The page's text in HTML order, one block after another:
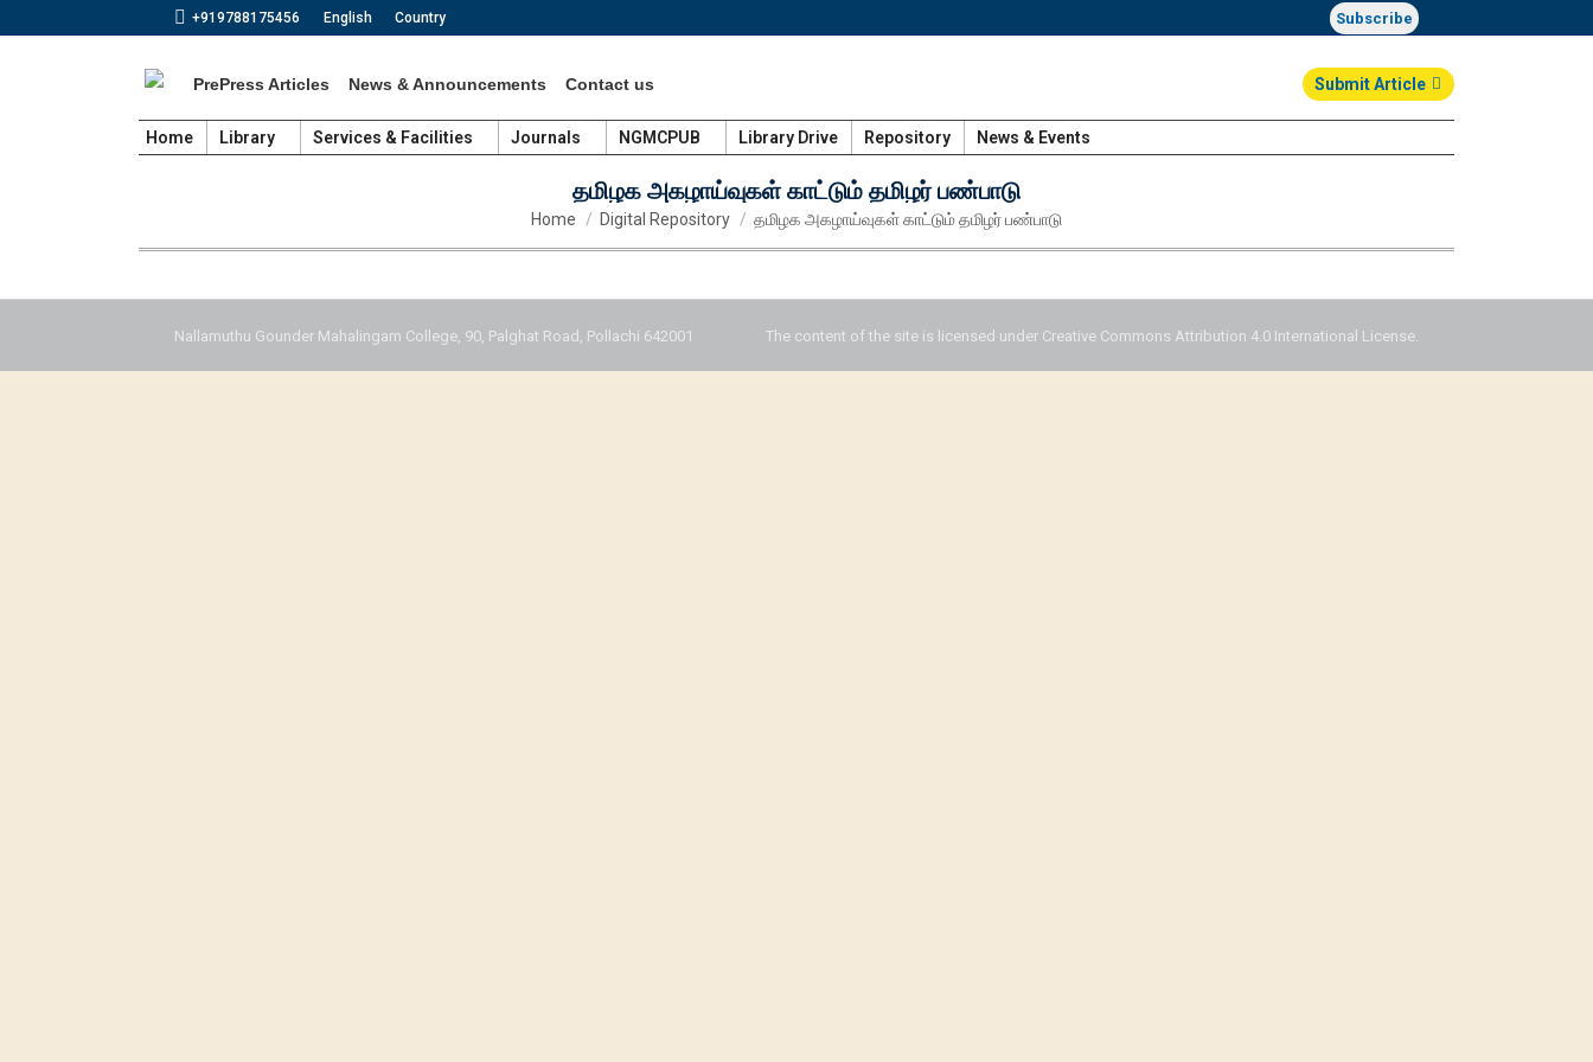
+919788175456 English Country Subscribe
PrePress Articles News & Announcements Contact us Submit Article
Home Library Services & Facilities Journals NGMCPUB Library Drive Repository News & Events
தமிழக அகழாய்வுகள் காட்டும் தமிழர் பண்பாடு
You are here:
Home Digital Repository தமிழக அகழாய்வுகள் காட்டும் தமிழர் பண்பாடு
Nallamuthu Gounder Mahalingam College, 90, Palghat Road, Pollachi 642001 The content of the site is licensed under Creative Commons Attribution 4.0 International License.